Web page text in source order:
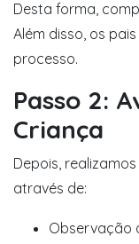
Desta forma,
Além disso, os
processo.
Passo 2:
Criança
Depois,
através de:
Observação